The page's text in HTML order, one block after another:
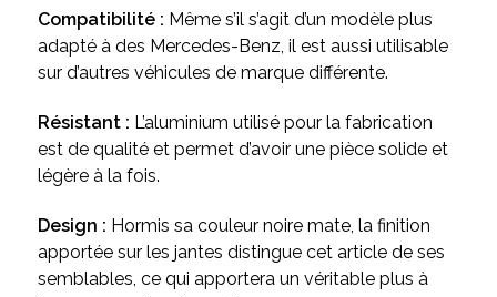
Compatibilité : Même s’il s’agit d’un modèle plus
adapté à des Mercedes-Benz, il est aussi utilisable
sur d’autres véhicules de marque différente.
Résistant : L’aluminium utilisé pour la fabrication
est de qualité et permet d’avoir une pièce solide et
légère à la fois.
Design : Hormis sa couleur noire mate, la finition
apportée sur les jantes distingue cet article de ses
semblables, ce qui apportera un véritable plus à